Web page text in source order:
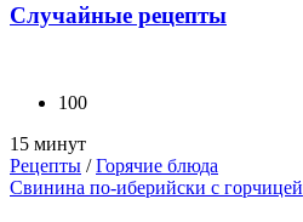
Случайные рецепты
100
15 минут
Рецепты /Горячие блюда
Свинина по-иберийски с горчицей